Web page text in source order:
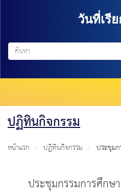
วันที่เรียก
ปฏิทินกิจกรรม
หน้าแรก ปฏิทินกิจกรรม ประชุม
ประชุมกรรมการศึกษ